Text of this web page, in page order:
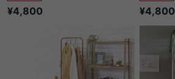
¥4,800 ¥4,800